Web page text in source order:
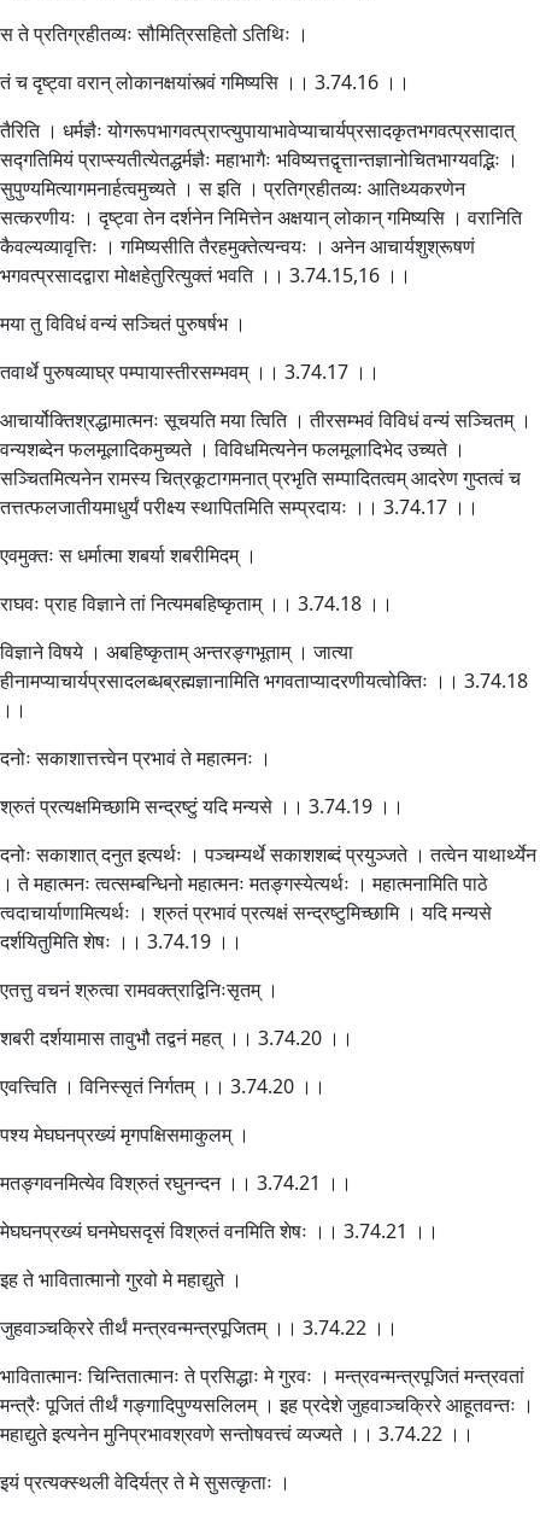
स ते प्रतिग्रहीतव्यः सौमित्रिसहितो ऽतिथिः ।
तं च दृष्ट्वा वरान् लोकानक्षयांस्त्वं गमिष्यसि ।। 3.74.16 ।।
तैरिति । धर्मज्ञैः योगरूपभागवत्प्राप्त्युपायाभावेप्याचार्यप्रसादकृतभगवत्प्रसादात्
सद्गतिमियं प्राप्स्यतीत्येतद्धर्मज्ञैः महाभागैः भविष्यत्तद्वृत्तान्तज्ञानोचितभाग्यवद्भिः ।
सुपुण्यमित्यागमनार्हत्वमुच्यते । स इति । प्रतिग्रहीतव्यः आतिथ्यकरणेन
सत्करणीयः । दृष्ट्वा तेन दर्शनेन निमित्तेन अक्षयान् लोकान् गमिष्यसि । वरानिति
कैवल्यव्यावृत्तिः । गमिष्यसीति तैरहमुक्तेत्यन्वयः । अनेन आचार्यशुश्रूषणं
भगवत्प्रसादद्वारा मोक्षहेतुरित्युक्तं भवति ।। 3.74.15,16 ।।
मया तु विविधं वन्यं सञ्चितं पुरुषर्षभ ।
तवार्थे पुरुषव्याघ्र पम्पायास्तीरसम्भवम् ।। 3.74.17 ।।
आचार्योक्तिश्रद्धामात्मनः सूचयति मया त्विति । तीरसम्भवं विविधं वन्यं सञ्चितम् ।
वन्यशब्देन फलमूलादिकमुच्यते । विविधमित्यनेन फलमूलादिभेद उच्यते ।
सञ्चितमित्यनेन रामस्य चित्रकूटागमनात् प्रभृति सम्पादितत्वम् आदरेण गुप्तत्वं च
तत्तत्फलजातीयमाधुर्यं परीक्ष्य स्थापितमिति सम्प्रदायः ।। 3.74.17 ।।
एवमुक्तः स धर्मात्मा शबर्या शबरीमिदम् ।
राघवः प्राह विज्ञाने तां नित्यमबहिष्कृताम् ।। 3.74.18 ।।
विज्ञाने विषये । अबहिष्कृताम् अन्तरङ्गभूताम् । जात्या
हीनामप्याचार्यप्रसादलब्धब्रह्मज्ञानामिति भगवताप्यादरणीयत्वोक्तिः ।। 3.74.18
।।
दनोः सकाशात्तत्त्वेन प्रभावं ते महात्मनः ।
श्रुतं प्रत्यक्षमिच्छामि सन्द्रष्टुं यदि मन्यसे ।। 3.74.19 ।।
दनोः सकाशात् दनुत इत्यर्थः । पञ्चम्यर्थे सकाशशब्दं प्रयुञ्जते । तत्वेन याथार्थ्येन
। ते महात्मनः त्वत्सम्बन्धिनो महात्मनः मतङ्गस्येत्यर्थः । महात्मनामिति पाठे
त्वदाचार्याणामित्यर्थः । श्रुतं प्रभावं प्रत्यक्षं सन्द्रष्टुमिच्छामि । यदि मन्यसे
दर्शयितुमिति शेषः ।। 3.74.19 ।।
एतत्तु वचनं श्रुत्वा रामवक्त्राद्विनिःसृतम् ।
शबरी दर्शयामास तावुभौ तद्वनं महत् ।। 3.74.20 ।।
एवत्त्विति । विनिस्सृतं निर्गतम् ।। 3.74.20 ।।
पश्य मेघघनप्रख्यं मृगपक्षिसमाकुलम् ।
मतङ्गवनमित्येव विश्रुतं रघुनन्दन ।। 3.74.21 ।।
मेघघनप्रख्यं घनमेघसदृसं विश्रुतं वनमिति शेषः ।। 3.74.21 ।।
इह ते भावितात्मानो गुरवो मे महाद्युते ।
जुहवाञ्चक्रिरे तीर्थं मन्त्रवन्मन्त्रपूजितम् ।। 3.74.22 ।।
भावितात्मानः चिन्तितात्मानः ते प्रसिद्धाः मे गुरवः । मन्त्रवन्मन्त्रपूजितं मन्त्रवतां
मन्त्रैः पूजितं तीर्थं गङ्गादिपुण्यसलिलम् । इह प्रदेशे जुहवाञ्चक्रिरे आहूतवन्तः ।
महाद्युते इत्यनेन मुनिप्रभावश्रवणे सन्तोषवत्त्वं व्यज्यते ।। 3.74.22 ।।
इयं प्रत्यक्स्थली वेदिर्यत्र ते मे सुसत्कृताः ।